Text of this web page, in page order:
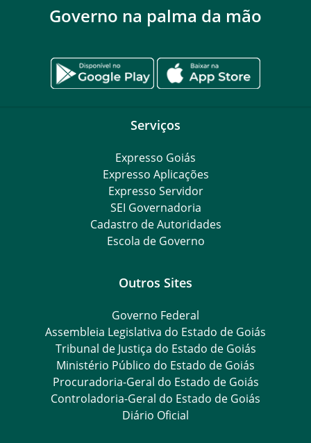
Governo na palma da mão
Serviços
Expresso Goiás
Expresso Aplicações
Expresso Servidor
SEI Governadoria
Cadastro de Autoridades
Escola de Governo
Outros Sites
Governo Federal
Assembleia Legislativa do Estado de Goiás
Tribunal de Justiça do Estado de Goiás
Ministério Público do Estado de Goiás
Procuradoria-Geral do Estado de Goiás
Controladoria-Geral do Estado de Goiás
Diário Oficial